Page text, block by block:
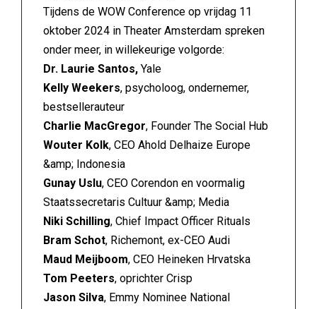
Tijdens de WOW Conference op vrijdag 11
oktober 2024 in Theater Amsterdam spreken
onder meer, in willekeurige volgorde:
Dr. Laurie Santos, Yale
Kelly Weekers, psycholoog, ondernemer,
bestsellerauteur
Charlie MacGregor, Founder The Social Hub
Wouter Kolk, CEO Ahold Delhaize Europe
&amp; Indonesia
Gunay Uslu, CEO Corendon en voormalig
Staatssecretaris Cultuur &amp; Media
Niki Schilling, Chief Impact Officer Rituals
Bram Schot, Richemont, ex-CEO Audi
Maud Meijboom, CEO Heineken Hrvatska
Tom Peeters, oprichter Crisp
Jason Silva, Emmy Nominee National